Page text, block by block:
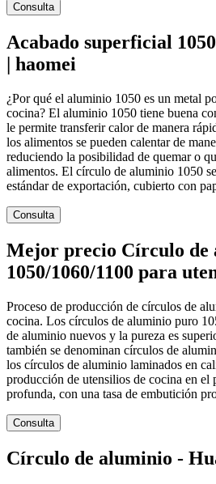
Consulta
Acabado superficial
| haomei
¿Por qué el aluminio 1050 es un metal
cocina? El aluminio 1050 tiene buena
le permite transferir calor de manera
los alimentos se pueden calentar de
reduciendo la posibilidad de quemar o
alimentos. El círculo de aluminio 1050
estándar de exportación, cubierto con
Consulta
Mejor precio Círculo de
1050/1060/1100 para
Proceso de producción de círculos de
cocina. Los círculos de aluminio puro
de aluminio nuevos y la pureza es
también se denominan círculos de
los círculos de aluminio laminados en
producción de utensilios de cocina en el
profunda, con una tasa de embutición
Consulta
Círculo de aluminio -